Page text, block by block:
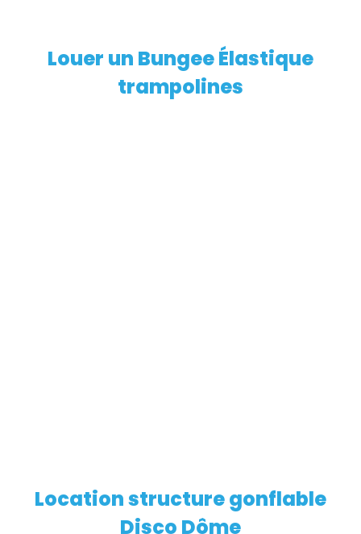
EN SAVOIR PLUS
Louer un Bungee Élastique
trampolines
EN SAVOIR PLUS
Location structure gonflable
Disco Dôme